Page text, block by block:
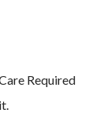
Required